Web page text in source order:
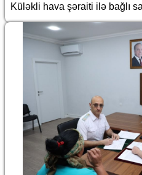
Küləkli hava şəraiti ilə bağlı